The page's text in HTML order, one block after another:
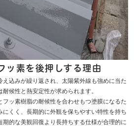
ッ素を後押しする理由
込みが繰り返され、太陽紫外線も強めに当た
候性と熱安定性が求められます。
ッ素樹脂の耐候性を合わせもつ塗膜になるた
くく、長期的に外観を保ちやすい特性を持ち
期的な美観回復より長持ちする仕様が合理的に